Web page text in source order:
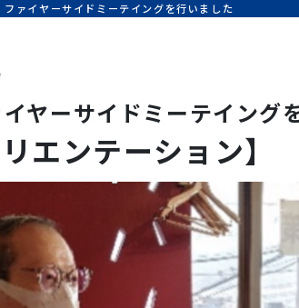
ファイヤーサイドミーテイングを行いました
ヤーサイドミーテイング
エンテーション】